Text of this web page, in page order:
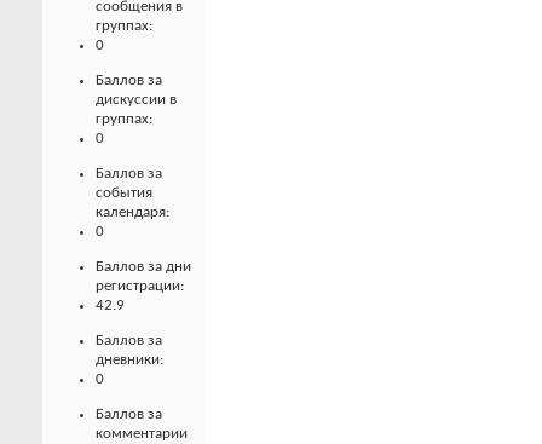
сообщения в
группах:
0
Баллов за
дискуссии в
группах:
0
Баллов за
события
календаря:
0
Баллов за дни
регистрации:
42.9
Баллов за
дневники:
0
Баллов за
комментарии